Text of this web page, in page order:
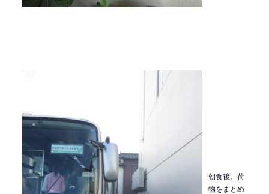
朝食後、荷
物をまとめ